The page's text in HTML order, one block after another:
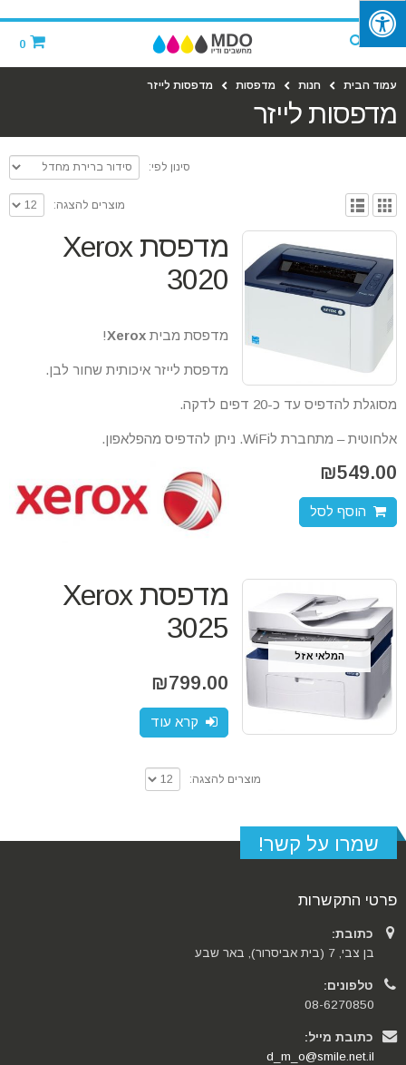
0
עמוד הבית חנות מדפסות מדפסות לייזר
מדפסות לייזר
סינון לפי:
מוצרים להצגה:
מדפסת Xerox
3020
מדפסת מביתXerox
!
מדפסת לייזר איכותית שחור לבן.
מסוגלת להדפיס עד כ-20 דפים לדקה.
אלחוטית – מתחברת לWiFi. ניתן להדפיס מהפלאפון.
₪549.00
הוסף לסל
המלאי אזל
מדפסת Xerox
3025
₪799.00
קרא עוד
מוצרים להצגה:
שמרו על קשר!
פרטי התקשרות
כתובת:
בן צבי, 7 (בית אביסרור), באר שבע
טלפונים:
08-6270850
כתובת מייל:
d_m_o@smile.net.il